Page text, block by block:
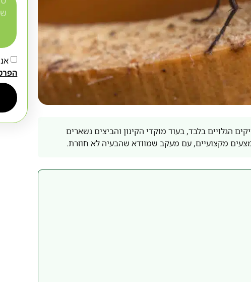
הגלויים בלבד, בעוד מוקדי הקינון והביצים נשארים
מקצועיים, עם מעקב שמוודא שהבעיה לא חוזרת.